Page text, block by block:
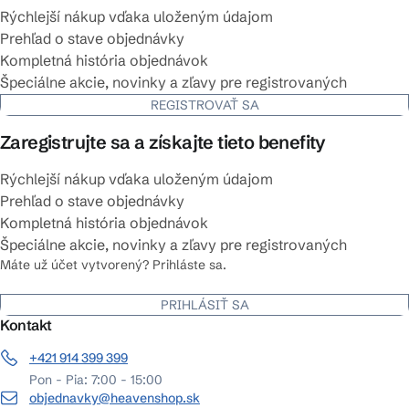
Rýchlejší nákup vďaka uloženým údajom
Prehľad o stave objednávky
Kompletná história objednávok
Špeciálne akcie, novinky a zľavy pre registrovaných
REGISTROVAŤ SA
Zaregistrujte sa a získajte tieto benefity
Rýchlejší nákup vďaka uloženým údajom
Prehľad o stave objednávky
Kompletná história objednávok
Špeciálne akcie, novinky a zľavy pre registrovaných
Máte už účet vytvorený? Prihláste sa.
PRIHLÁSIŤ SA
Kontakt
+421 914 399 399
Pon - Pia: 7:00 - 15:00
objednavky@heavenshop.sk